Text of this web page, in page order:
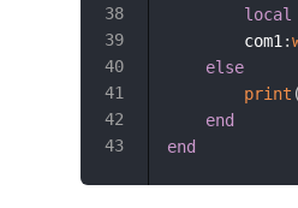
local
        com1
:
else
print (
end
end